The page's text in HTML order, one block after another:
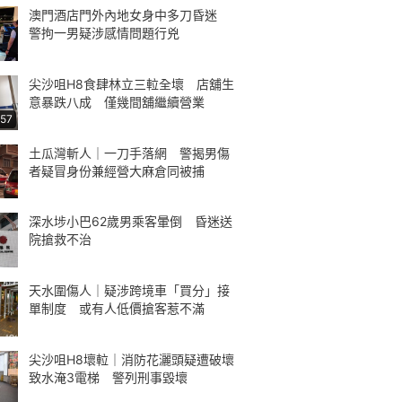
澳門酒店門外內地女身中多刀昏迷
警拘一男疑涉感情問題行兇
尖沙咀H8食肆林立三𨋢全壞 店舖生
意暴跌八成 僅幾間舖繼續營業
土瓜灣斬人｜一刀手落網 警揭男傷
者疑冒身份兼經營大麻倉同被捕
深水埗小巴62歲男乘客暈倒 昏迷送
院搶救不治
天水圍傷人｜疑涉跨境車「買分」接
單制度 或有人低價搶客惹不滿
尖沙咀H8壞𨋢｜消防花灑頭疑遭破壞
致水淹3電梯 警列刑事毀壞